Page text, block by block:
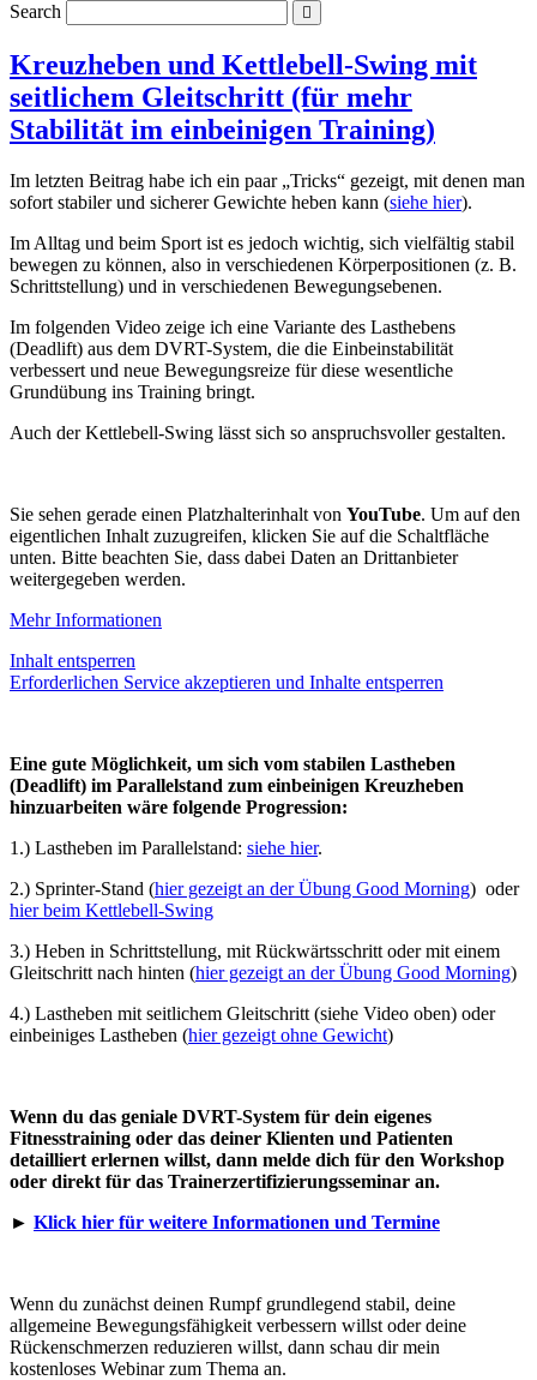
Search
Kreuzheben und Kettlebell-Swing mit
seitlichem Gleitschritt (für mehr
Stabilität im einbeinigen Training)
Im letzten Beitrag habe ich ein paar „Tricks“ gezeigt, mit denen man
sofort stabiler und sicherer Gewichte heben kann (siehe hier).
Im Alltag und beim Sport ist es jedoch wichtig, sich vielfältig stabil
bewegen zu können, also in verschiedenen Körperpositionen (z. B.
Schrittstellung) und in verschiedenen Bewegungsebenen.
Im folgenden Video zeige ich eine Variante des Lasthebens
(Deadlift) aus dem DVRT-System, die die Einbeinstabilität
verbessert und neue Bewegungsreize für diese wesentliche
Grundübung ins Training bringt.
Auch der Kettlebell-Swing lässt sich so anspruchsvoller gestalten.
Sie sehen gerade einen Platzhalterinhalt von YouTube. Um auf den
eigentlichen Inhalt zuzugreifen, klicken Sie auf die Schaltfläche
unten. Bitte beachten Sie, dass dabei Daten an Drittanbieter
weitergegeben werden.
Mehr Informationen
Inhalt entsperren
Erforderlichen Service akzeptieren und Inhalte entsperren
Eine gute Möglichkeit, um sich vom stabilen Lastheben
(Deadlift) im Parallelstand zum einbeinigen Kreuzheben
hinzuarbeiten wäre folgende Progression:
1.) Lastheben im Parallelstand: siehe hier.
2.) Sprinter-Stand (hier gezeigt an der Übung Good Morning) oder
hier beim Kettlebell-Swing
3.) Heben in Schrittstellung, mit Rückwärtsschritt oder mit einem
Gleitschritt nach hinten (hier gezeigt an der Übung Good Morning)
4.) Lastheben mit seitlichem Gleitschritt (siehe Video oben) oder
einbeiniges Lastheben (hier gezeigt ohne Gewicht)
Wenn du das geniale DVRT-System für dein eigenes
Fitnesstraining oder das deiner Klienten und Patienten
detailliert erlernen willst, dann melde dich für den Workshop
oder direkt für das Trainerzertifizierungsseminar an.
► Klick hier für weitere Informationen und Termine
Wenn du zunächst deinen Rumpf grundlegend stabil, deine
allgemeine Bewegungsfähigkeit verbessern willst oder deine
Rückenschmerzen reduzieren willst, dann schau dir mein
kostenloses Webinar zum Thema an.